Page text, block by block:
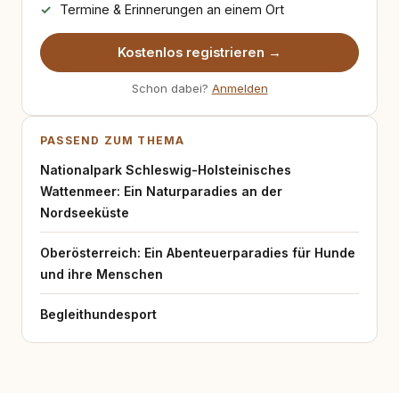
Termine & Erinnerungen an einem Ort
Kostenlos registrieren →
Schon dabei? Anmelden
PASSEND ZUM THEMA
Nationalpark Schleswig-Holsteinisches
Wattenmeer: Ein Naturparadies an der
Nordseeküste
Oberösterreich: Ein Abenteuerparadies für Hunde
und ihre Menschen
Begleithundesport